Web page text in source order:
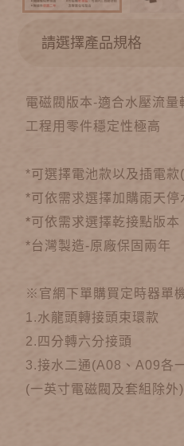
電磁閥版本-適合水壓流量
工程用零件穩定性極高
*可選擇電池款以及插電
*可依需求選擇加購雨天停
*可依需求選擇乾接點版本
*台灣製造-原廠保固兩年
※官網下單購買定時器單
1.水龍頭轉接頭束環款
2.四分轉六分接頭
3.接水二通(A08、A09各
(一英寸電磁閥及套組除外)